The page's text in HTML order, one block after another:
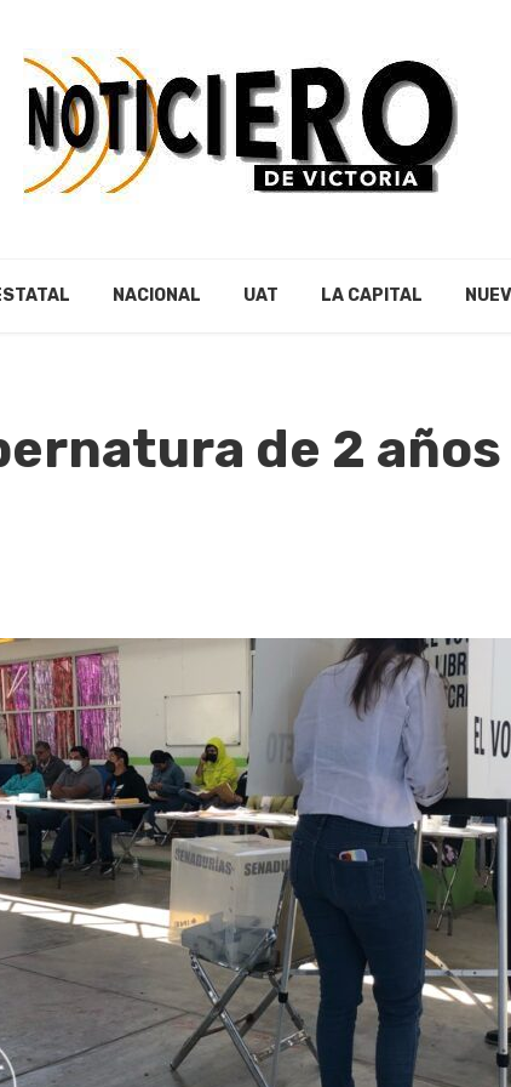
NACIONAL UAT LA CAPITAL
de 2 años